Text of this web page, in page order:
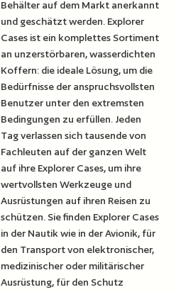
Behälter auf dem Markt anerkannt
und geschätzt werden. Explorer
Cases ist ein komplettes Sortiment
an unzerstörbaren, wasserdichten
Koffern: die ideale Lösung, um die
Bedürfnisse der anspruchsvollsten
Benutzer unter den extremsten
Bedingungen zu erfüllen. Jeden
Tag verlassen sich tausende von
Fachleuten auf der ganzen Welt
auf ihre Explorer Cases, um ihre
wertvollsten Werkzeuge und
Ausrüstungen auf ihren Reisen zu
schützen. Sie finden Explorer Cases
in der Nautik wie in der Avionik, für
den Transport von elektronischer,
medizinischer oder militärischer
Ausrüstung, für den Schutz